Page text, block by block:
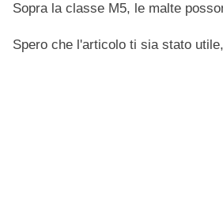
Sopra la classe M5, le malte
Spero che l'articolo ti sia stato